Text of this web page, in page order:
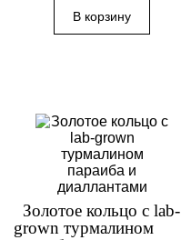
Золотое кольцо с lab-
grown турмалином